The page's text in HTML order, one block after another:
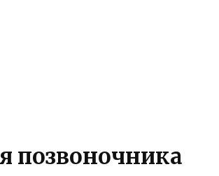
позвоночника